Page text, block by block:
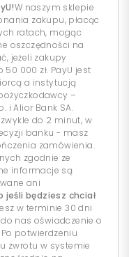
W naszym sklepie
zakupu, płacąc
ratach, mogąc
oszczędności na
jeżeli zakupy
000 zł. PayU jest
a instytucją
–
i Alior Bank SA.
do 2 minut, w
banku - masz
zamówienia.
zgodnie ze
informacje są
ani
jeśli będziesz chciał
w terminie 30 dni
nas oświadczenie o
potwierdzeniu
zwrotu w systemie